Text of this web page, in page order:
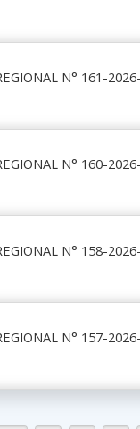
N° 161-
N° 160-
N° 158-
N° 157-